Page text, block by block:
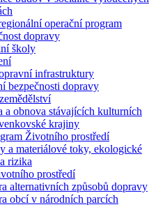
operační program
dopravy
školy
infrastruktury
bezpečnosti dopravy
a obnova stávajících kulturních
krajiny
Životního prostředí
a materiálové toky, ekologické
rizika
prostředí
alternativních způsobů dopravy
obcí v národních parcích